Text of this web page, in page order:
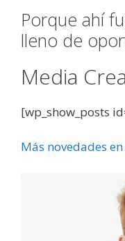
Porque ahí
lleno de
Media
[wp_show_posts
Más novedades en